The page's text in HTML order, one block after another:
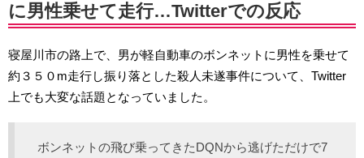
に男性乗せて走行…Twitterでの反応
寝屋川市の路上で、男が軽自動車のボンネットに男性を乗せて
約３５０m走行し振り落とした殺人未遂事件について、Twitter
上でも大変な話題となっていました。
ボンネットの飛び乗ってきたDQNから逃げただけで7